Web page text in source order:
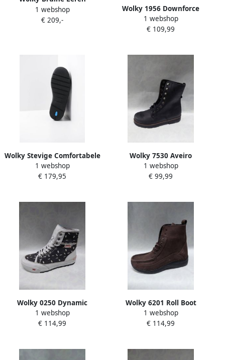
Veterlaarzen Comfortabel
Brown Dames
1 webshop
€ 209,-
Wolky 1956 Downforce
halfhoge veterboots rood
1 webshop
€ 109,99
Wolky Stevige Comfortabele
Dames Veterboot Black
Dames
1 webshop
€ 179,95
Wolky 7530 Aveiro
veterboots zwart
1 webshop
€ 99,99
Wolky 0250 Dynamic
veterboots zwart wit
1 webshop
€ 114,99
Wolky 6201 Roll Boot
veterboots bruin
1 webshop
€ 114,99